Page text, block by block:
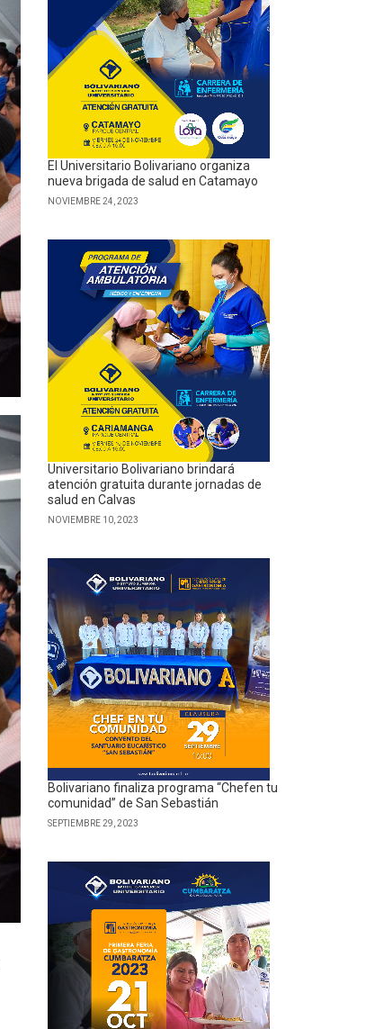
El Universitario Bolivariano organiza
nueva brigada de salud en Catamayo
NOVIEMBRE 24, 2023
Universitario Bolivariano brindará
atención gratuita durante jornadas de
salud en Calvas
NOVIEMBRE 10, 2023
Bolivariano finaliza programa “Chefen tu
comunidad” de San Sebastián
SEPTIEMBRE 29, 2023